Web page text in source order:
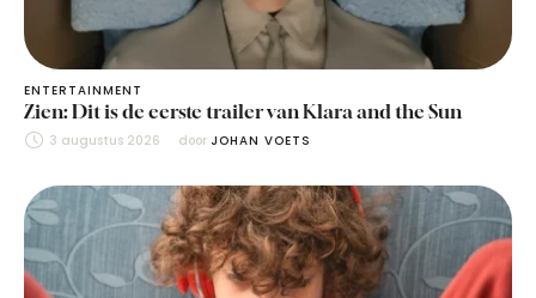
ENTERTAINMENT
Zien: Dit is de eerste trailer van Klara and the Sun
3 augustus 2026 door JOHAN VOETS